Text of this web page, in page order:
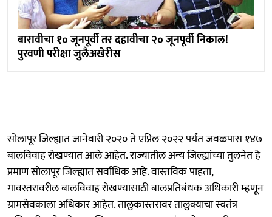
बारावीचा १० जूनपूर्वी तर दहावीचा २० जूनपूर्वी निकाल!
पुरवणी परीक्षा जुलैअखेरीस
सोलापूर जिल्ह्यात जानेवारी २०२० ते एप्रिल २०२२ पर्यंत जवळपास १४७
बालविवाह रोखण्यात आले आहेत. राज्यातील अन्य जिल्ह्यांच्या तुलनेत हे
प्रमाण सोलापूर जिल्ह्यात सर्वाधिक आहे. वास्तविक पाहता,
गावस्तरावरील बालविवाह रोखण्यासाठी बालप्रतिबंधक अधिकारी म्हणून
ग्रामसेवकाला अधिकार आहेत. तालुकास्तरावर तालुक्याचा स्वतंत्र